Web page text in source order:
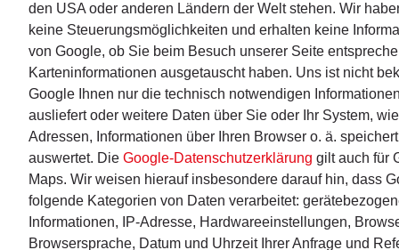
den USA oder anderen Ländern der Welt stehen. Wir
keine Steuerungsmöglichkeiten und erhalten keine
von Google, ob Sie beim Besuch unserer Seite
Karteninformationen ausgetauscht haben. Uns ist nicht
Google Ihnen nur die technisch notwendigen
ausliefert oder weitere Daten über Sie oder Ihr System,
Adressen, Informationen über Ihren Browser o. ä.
auswertet. Die Google-Datenschutzerklärung gilt auch für
Maps. Wir weisen hierauf insbesondere darauf hin, dass
folgende Kategorien von Daten verarbeitet:
Informationen, IP-Adresse, Hardwareeinstellungen,
Browsersprache, Datum und Uhrzeit Ihrer Anfrage und